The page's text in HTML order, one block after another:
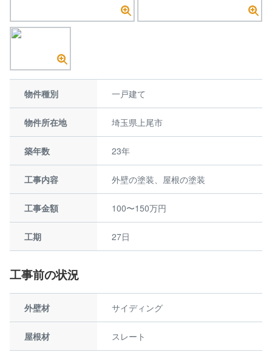
物件種別 一戸建て
物件所在地 埼玉県上尾市
築年数 23年
工事内容 外壁の塗装、屋根の塗装
工事金額 100〜150万円
工期 27日
工事前の状況
外壁材 サイディング
屋根材 スレート